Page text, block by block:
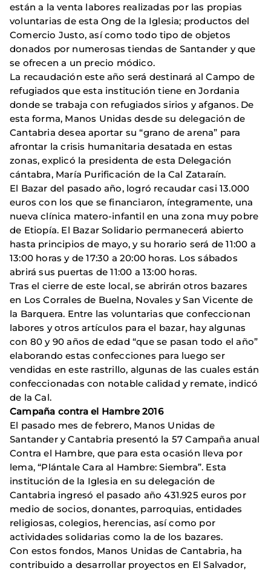
están a la venta labores realizadas por las propias
voluntarias de esta Ong de la Iglesia; productos del
Comercio Justo, así como todo tipo de objetos
donados por numerosas tiendas de Santander y que
se ofrecen a un precio módico.
La recaudación este año será destinará al Campo de
refugiados que esta institución tiene en Jordania
donde se trabaja con refugiados sirios y afganos. De
esta forma, Manos Unidas desde su delegación de
Cantabria desea aportar su “grano de arena” para
afrontar la crisis humanitaria desatada en estas
zonas, explicó la presidenta de esta Delegación
cántabra, María Purificación de la Cal Zataraín.
El Bazar del pasado año, logró recaudar casi 13.000
euros con los que se financiaron, íntegramente, una
nueva clínica matero-infantil en una zona muy pobre
de Etiopía. El Bazar Solidario permanecerá abierto
hasta principios de mayo, y su horario será de 11:00 a
13:00 horas y de 17:30 a 20:00 horas. Los sábados
abrirá sus puertas de 11:00 a 13:00 horas.
Tras el cierre de este local, se abrirán otros bazares
en Los Corrales de Buelna, Novales y San Vicente de
la Barquera. Entre las voluntarias que confeccionan
labores y otros artículos para el bazar, hay algunas
con 80 y 90 años de edad “que se pasan todo el año”
elaborando estas confecciones para luego ser
vendidas en este rastrillo, algunas de las cuales están
confeccionadas con notable calidad y remate, indicó
de la Cal.
Campaña contra el Hambre 2016
El pasado mes de febrero, Manos Unidas de
Santander y Cantabria presentó la 57 Campaña anual
Contra el Hambre, que para esta ocasión lleva por
lema, “Plántale Cara al Hambre: Siembra”. Esta
institución de la Iglesia en su delegación de
Cantabria ingresó el pasado año 431.925 euros por
medio de socios, donantes, parroquias, entidades
religiosas, colegios, herencias, así como por
actividades solidarias como la de los bazares.
Con estos fondos, Manos Unidas de Cantabria, ha
contribuido a desarrollar proyectos en El Salvador,